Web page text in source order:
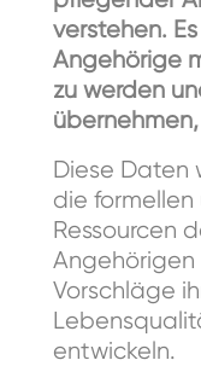
verstehen.
Angehörige
zu werden
Diese Daten
die formellen
Ressourcen
Angehörigen
Vorschläge
entwickeln.